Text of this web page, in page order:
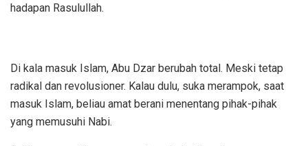
hadapan Rasulullah.
Di kala masuk Islam, Abu Dzar berubah total. Meski tetap
radikal dan revolusioner. Kalau dulu, suka merampok, saat
masuk Islam, beliau amat berani menentang pihak-pihak
yang memusuhi Nabi.